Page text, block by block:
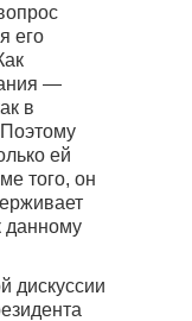
его
—
в
ей
того, он
данному
дискуссии